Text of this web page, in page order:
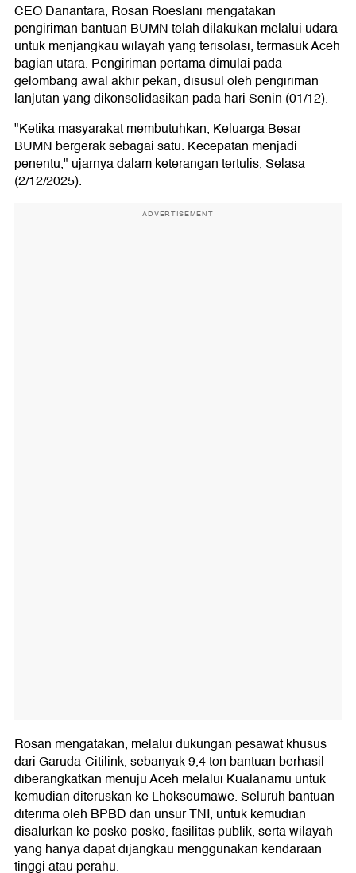
CEO Danantara, Rosan Roeslani mengatakan
pengiriman bantuan BUMN telah dilakukan melalui udara
untuk menjangkau wilayah yang terisolasi, termasuk Aceh
bagian utara. Pengiriman pertama dimulai pada
gelombang awal akhir pekan, disusul oleh pengiriman
lanjutan yang dikonsolidasikan pada hari Senin (01/12).
"Ketika masyarakat membutuhkan, Keluarga Besar
BUMN bergerak sebagai satu. Kecepatan menjadi
penentu," ujarnya dalam keterangan tertulis, Selasa
(2/12/2025).
ADVERTISEMENT
Rosan mengatakan, melalui dukungan pesawat khusus
dari Garuda-Citilink, sebanyak 9,4 ton bantuan berhasil
diberangkatkan menuju Aceh melalui Kualanamu untuk
kemudian diteruskan ke Lhokseumawe. Seluruh bantuan
diterima oleh BPBD dan unsur TNI, untuk kemudian
disalurkan ke posko-posko, fasilitas publik, serta wilayah
yang hanya dapat dijangkau menggunakan kendaraan
tinggi atau perahu.